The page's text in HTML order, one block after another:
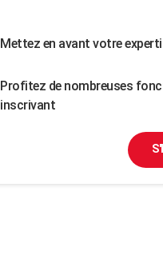
Mettez en avant votre
Profitez de nombreuses
inscrivant